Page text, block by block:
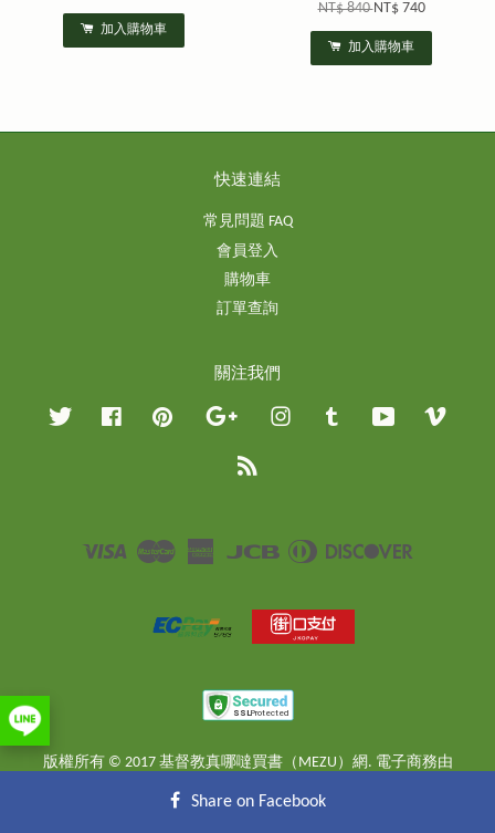
加入購物車
NT$ 840NT$ 740
加入購物車
快速連結
常見問題 FAQ
會員登入
購物車
訂單查詢
關注我們
Twitter Facebook Pinterest Google InstagramTumblr YouTube
Visa Master
American
JCB
Diners
版權所有 © 2017 基督教真哪噠買書（MEZU）網. 電子商務由
Share on Facebook